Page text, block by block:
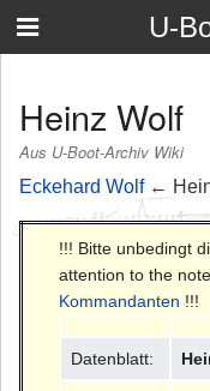
U-
Heinz Wolf
Aus U-Boot-Archiv Wiki
Eckehard Wolf←
!!! Bitte unbedingt
attention to the
Kommandanten !!!
Datenblatt: